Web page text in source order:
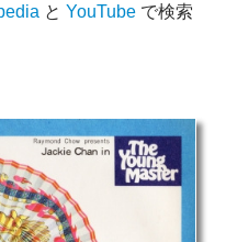
と YouTubeで検索